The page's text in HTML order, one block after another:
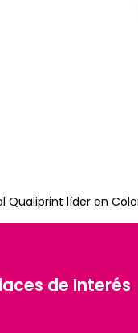
Qualiprint líder en
de Interés